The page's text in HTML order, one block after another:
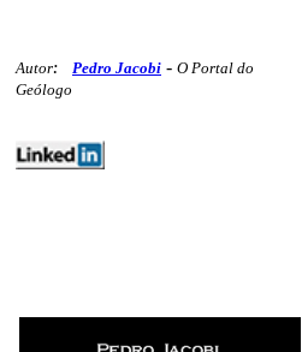
Autor: Pedro Jacobi - O Portal do
Geólogo